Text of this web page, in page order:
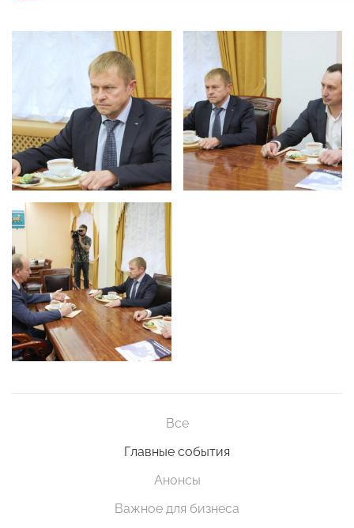
Все
Главные события
Анонсы
Важное для бизнеса